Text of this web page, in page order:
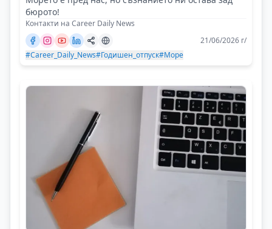
бюрото!
Контакти на Career Daily News
21/06/2026 г/
#Career_Daily_News#Годишен_отпуск#Море